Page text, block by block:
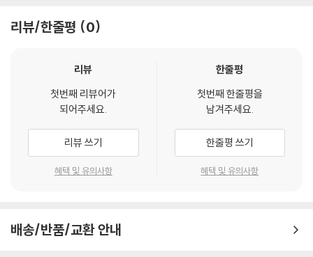
#22 백년해로_ 제22호 송병숙·김광자 부부
#23 소풍 같은 사람_ 제23호 이아춘·박양심 부부
#25 행복이 가득한 보금자리_ 제25호 박재석·신필순 부부
#27 사랑이 넘치는 공간_ 제27호 박연갑·정안숙 부부
#28 사랑가득 행복가득_ 제28호 노완래·강미회 부부
#29 횡성새말양봉_ 제29호 이경희·김화선 부부
#30 The Kim family_ 제30호 김성곤·김현미 부부
#31 사랑으로 향기 나는 집_ 제31호 Andreas·노희자 부부
#35 진영아! 사랑해
리뷰/한줄평 0
리뷰
첫번째 리뷰어가
되어주세요.
리뷰 쓰기
혜택 및 유의사항
한줄평
첫번째 한줄평을
남겨주세요.
한줄평 쓰기
혜택 및 유의사항
배송/반품/교환 안내